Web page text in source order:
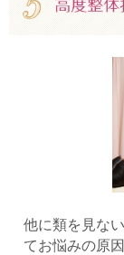
他に類を見な
てお悩みの原